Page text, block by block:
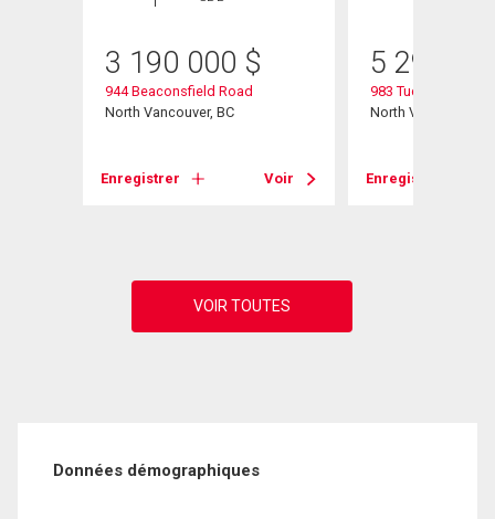
3 190 000 $
944 Beaconsfield Road
North Vancouver, BC
Enregistrer Voir
5 299
983 Tudor Avenue
North Vancouver,
Enregistrer
Données démographiques